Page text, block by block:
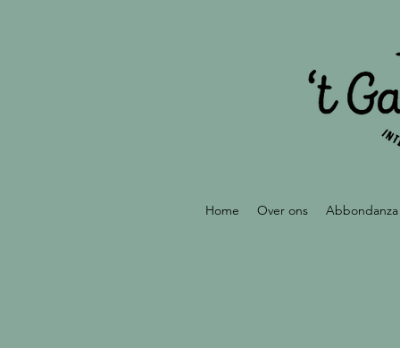
Home Over ons Abbondanza